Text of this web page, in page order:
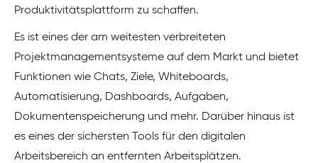
Produktivitätsplattform zu schaffen.
Es ist eines der am weitesten verbreiteten
Projektmanagementsysteme auf dem Markt und bietet
Funktionen wie Chats, Ziele, Whiteboards,
Automatisierung, Dashboards, Aufgaben,
Dokumentenspeicherung und mehr. Darüber hinaus ist
es eines der sichersten Tools für den digitalen
Arbeitsbereich an entfernten Arbeitsplätzen.